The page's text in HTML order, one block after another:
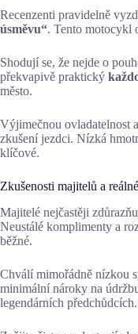
Recenzenti pravidelně
úsměvu“. Tento motocykl
Shodují se, že nejde o
překvapivě praktický
město.
Výjimečnou ovladatelnost
zkušení jezdci. Nízká
klíčové.
Zkušenosti majitelů a
Majitelé nejčastěji
Neustálé komplimenty a
běžné.
Chválí mimořádně nízkou
minimální nároky na
legendárních předchůdcích.